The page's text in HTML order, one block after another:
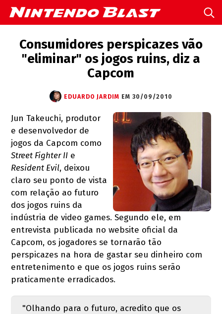
Consumidores perspicazes vão
"eliminar" os jogos ruins, diz a
Capcom
EDUARDO JARDIM EM 30/09/2010
Jun Takeuchi, produtor
e desenvolvedor de
jogos da Capcom como
Street Fighter II e
Resident Evil, deixou
claro seu ponto de vista
com relação ao futuro
dos jogos ruins da
indústria de video games. Segundo ele, em
entrevista publicada no website oficial da
Capcom, os jogadores se tornarão tão
perspicazes na hora de gastar seu dinheiro com
entretenimento e que os jogos ruins serão
praticamente erradicados.
"Olhando para o futuro, acredito que os